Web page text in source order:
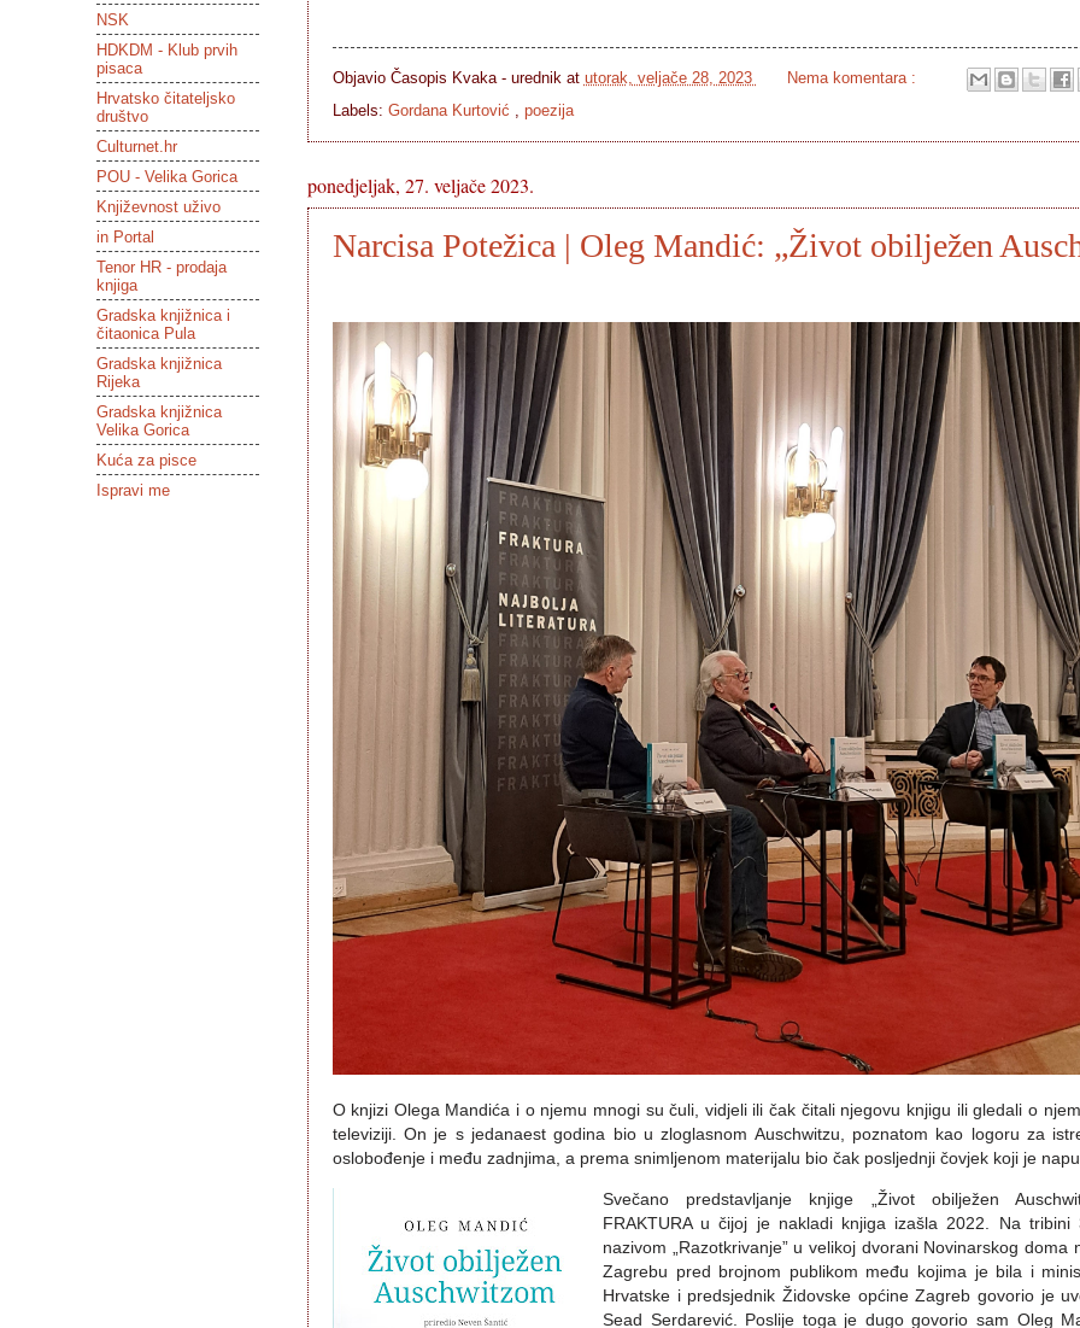
Objavio Časopis Kvaka - urednik at utorak, veljače 28, 2023
Nema komentara :
Labels: Gordana Kurtović , poezija
ponedjeljak, 27. veljače 2023.
Narcisa Potežica | Oleg Mandić: „Život obilježen
O knjizi Olega Mandića i o njemu mnogi su čuli, vidjeli ili čak čitali njegovu knjigu ili gledali o
televiziji. On je s jedanaest godina bio u zloglasnom Auschwitzu, poznatom kao logoru za
oslobođenje i među zadnjima, a prema snimljenom materijalu bio čak posljednji čovjek koji je
Svečano predstavljanje knjige „Život obilježen
FRAKTURA u čijoj je nakladi knjiga izašla 2022. Na tribini
nazivom „Razotkrivanje” u velikoj dvorani Novinarskog doma
Zagrebu pred brojnom publikom među kojima je bila i
Hrvatske i predsjednik Židovske općine Zagreb govorio je
Sead Serdarević. Poslije toga je dugo govorio sam Oleg
NSK
HDKDM - Klub prvih
pisaca
Hrvatsko čitateljsko
društvo
Culturnet.hr
POU - Velika Gorica
Književnost uživo
in Portal
Tenor HR - prodaja
knjiga
Gradska knjižnica i
čitaonica Pula
Gradska knjižnica
Rijeka
Gradska knjižnica
Velika Gorica
Kuća za pisce
Ispravi me